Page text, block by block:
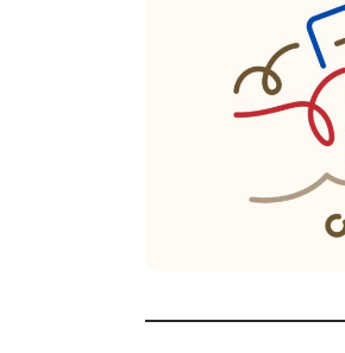
Nous avons pour
CartoGuides.
photos
disponibles via